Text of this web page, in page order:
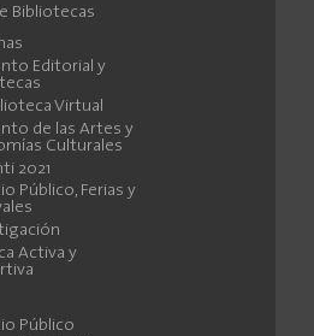
Bibliotecas
Editorial y
Virtual
de las Artes y
Culturales
2021
Público, Ferias y
Activa y
Público